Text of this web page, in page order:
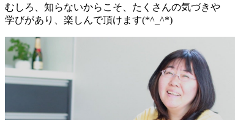
むしろ、知らないからこそ、たくさんの気づきや
学びがあり、楽しんで頂けます(*^_^*)